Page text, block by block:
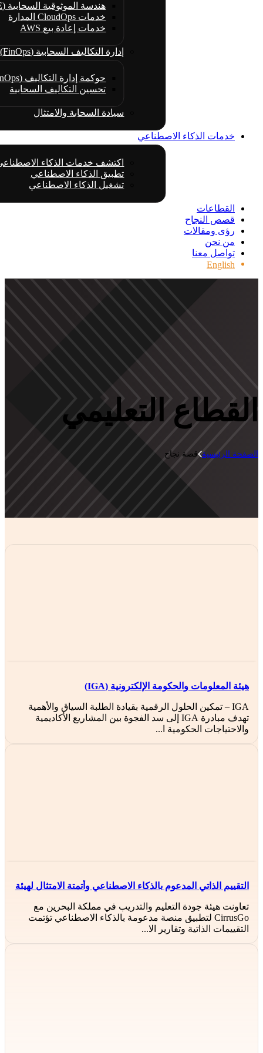
هندسة الموثوقية السحابية (CRE)
خدمات CloudOps المدارة
خدمات إعادة بيع AWS
إدارة التكاليف السحابية (FinOps)
حوكمة إدارة التكاليف (FinOps)
تحسين التكاليف السحابية
سيادة السحابة والامتثال
خدمات الذكاء الاصطناعي
اكتشف خدمات الذكاء
تطبيق الذكاء الاصطناعي
تشغيل الذكاء الاصطناعي
القطاعات
قصص النجاح
رؤى ومقالات
من نحن
تواصل معنا
English
القطاع التعليمي
الصفحة الرئيسية قصة نجاح
هيئة المعلومات والحكومة الإلكترونية (IGA)
IGA – تمكين الحلول الرقمية بقيادة الطلبة السياق والأهمية
تهدف مبادرة IGA إلى سد الفجوة بين المشاريع الأكاديمية
والاحتياجات الحكومية ا...
التقييم الذاتي المدعوم بالذكاء الاصطناعي وأتمتة الامتثال لهيئة
تعاونت هيئة جودة التعليم والتدريب في مملكة البحرين مع
CirrusGo لتطبيق منصة مدعومة بالذكاء الاصطناعي تؤتمت
التقييمات الذاتية وتقارير الا...